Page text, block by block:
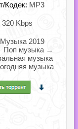
Кодек: MP3
320 Kbps
Музыка 2019
Поп музыка →
музыка
музыка